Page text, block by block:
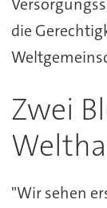
die
Zwei
"Wir sehen